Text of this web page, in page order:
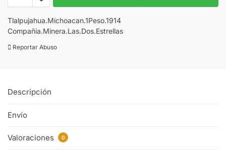
Tlalpujahua.Michoacan.1Peso.1914
Compañia.Minera.Las.Dos.Estrellas
Reportar Abuso
Descripción
Envío
Valoraciones 0